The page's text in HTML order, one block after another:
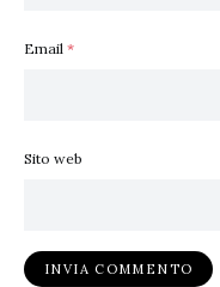
Email *
Sito web